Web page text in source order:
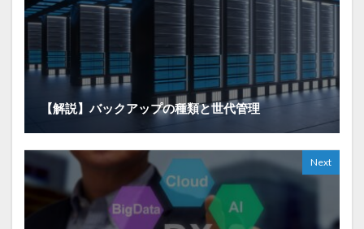
【解説】バックアップの種類と世代管理
Next